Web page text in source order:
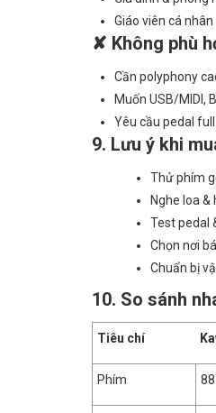
Giáo viên cá
✘ Không phù
Cần polyphony
Muốn USB/MIDI,
Yêu cầu pedal
9. Lưu ý khi
Thử phím
Nghe loa
Test pedal
Chọn nơi
Chuẩn bị
10. So sánh
Tiêu chí
Phím